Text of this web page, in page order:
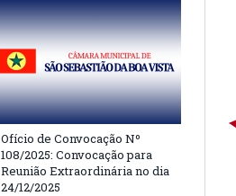
Ofício de Convocação Nº
108/2025: Convocação para
Reunião Extraordinária no dia
24/12/2025